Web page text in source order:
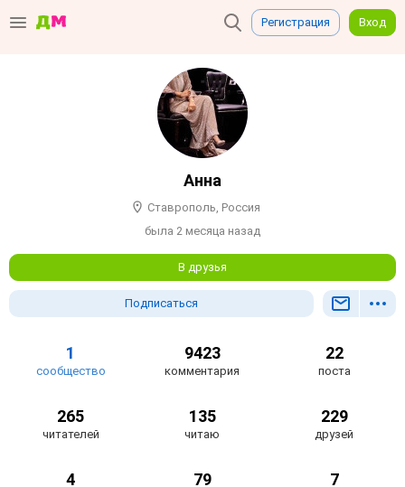
Регистрация Вход
Анна
Ставрополь, Россия
была 2 месяца назад
В друзья
Подписаться
1
сообщество
9423
комментария
22
поста
265
читателей
135
читаю
229
друзей
4 79 7